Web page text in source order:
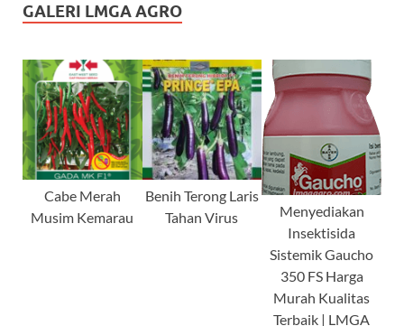
GALERI LMGA AGRO
Cabe Merah
Musim Kemarau
Benih Terong Laris
Tahan Virus
Menyediakan
Insektisida
Sistemik Gaucho
350 FS Harga
Murah Kualitas
Terbaik | LMGA